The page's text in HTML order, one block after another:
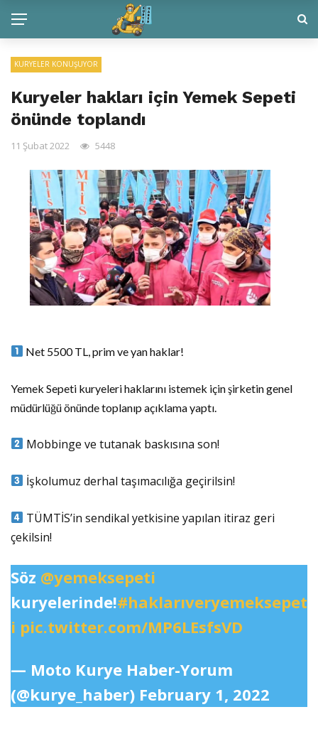
KURYELER KONUŞUYOR
Kuryeler hakları için Yemek Sepeti
önünde toplandı
11 Şubat 2022 5448
Net 5500 TL, prim ve yan haklar!
Yemek Sepeti kuryeleri haklarını istemek için şirketin genel
müdürlüğü önünde toplanıp açıklama yaptı.
Mobbinge ve tutanak baskısına son!
İşkolumuz derhal taşımacılığa geçirilsin!
TÜMTİS’in sendikal yetkisine yapılan itiraz geri
çekilsin!
Söz @yemeksepeti
kuryelerinde!#haklarıveryemeksepet
i pic.twitter.com/MP6LEsfsVD
— Moto Kurye Haber-Yorum
(@kurye_haber) February 1, 2022